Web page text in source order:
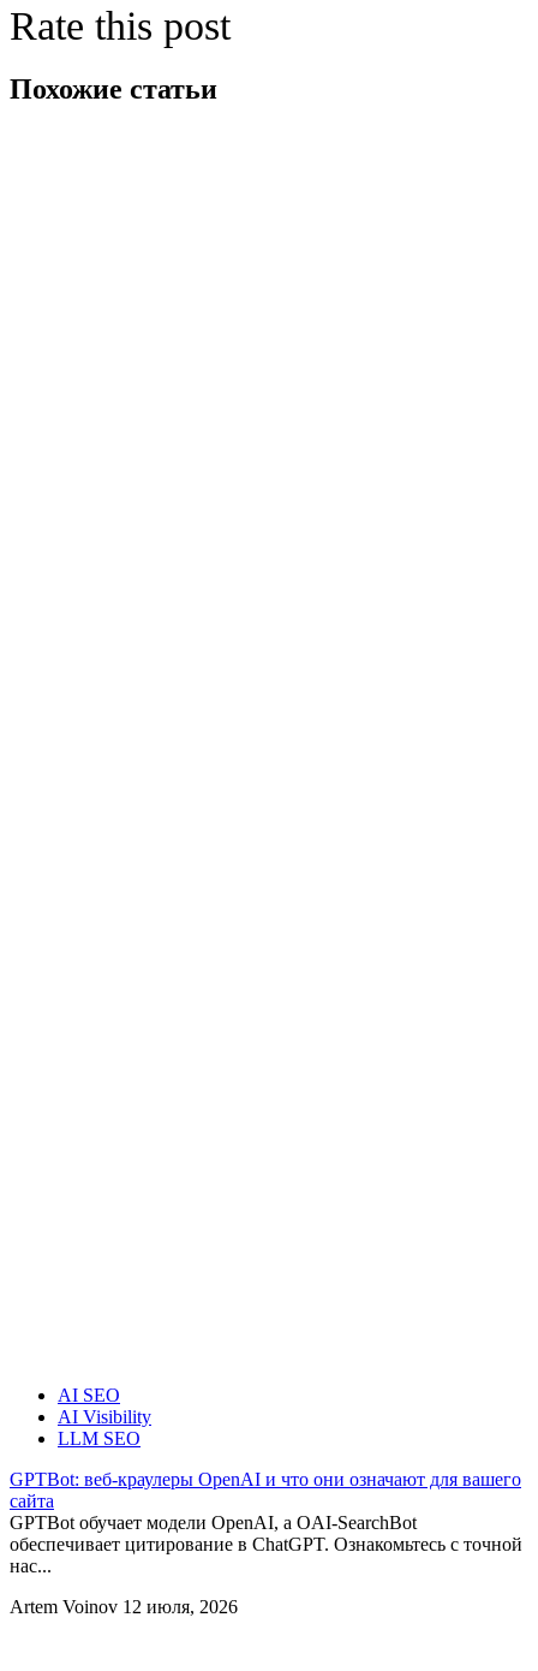
Rate this post
Похожие статьи
AI SEO
AI Visibility
LLM SEO
GPTBot: веб-краулеры OpenAI и что они означают для вашего
сайта
GPTBot обучает модели OpenAI, а OAI-SearchBot
обеспечивает цитирование в ChatGPT. Ознакомьтесь с точной
нас...
Artem Voinov 12 июля, 2026